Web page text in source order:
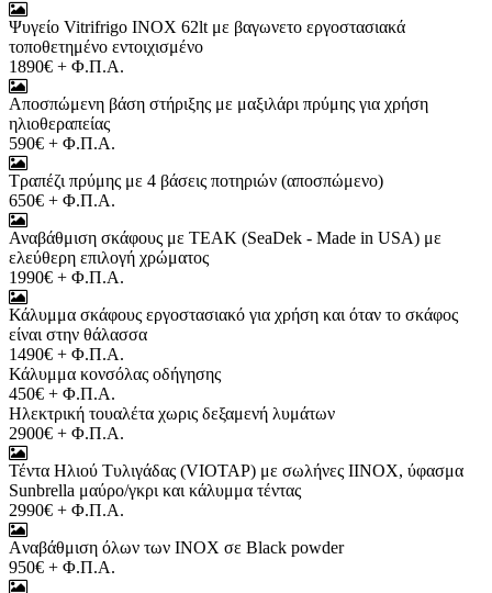
Ψυγείο Vitrifrigo INOX 62lt με βαγωνετο εργοστασιακά
τοποθετημένο εντοιχισμένο
1890€ + Φ.Π.Α.
Αποσπώμενη βάση στήριξης με μαξιλάρι πρύμης για χρήση
ηλιοθεραπείας
590€ + Φ.Π.Α.
Τραπέζι πρύμης με 4 βάσεις ποτηριών (αποσπώμενο)
650€ + Φ.Π.Α.
Αναβάθμιση σκάφους με TEAK (SeaDek - Made in USA) με
ελεύθερη επιλογή χρώματος
1990€ + Φ.Π.Α.
Κάλυμμα σκάφους εργοστασιακό για χρήση και όταν το σκάφος
είναι στην θάλασσα
1490€ + Φ.Π.Α.
Κάλυμμα κονσόλας οδήγησης
450€ + Φ.Π.Α.
Ηλεκτρική τουαλέτα χωρις δεξαμενή λυμάτων
2900€ + Φ.Π.Α.
Τέντα Ηλιού Τυλιγάδας (VIOTAP) με σωλήνες ΙΙΝΟΧ, ύφασμα
Sunbrella μαύρο/γκρι και κάλυμμα τέντας
2990€ + Φ.Π.Α.
Aναβάθμιση όλων των INOX σε Black powder
950€ + Φ.Π.Α.